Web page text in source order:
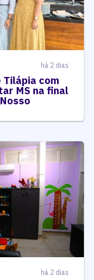
há 2 dias
Tilápia com
MS na final
há 2 dias